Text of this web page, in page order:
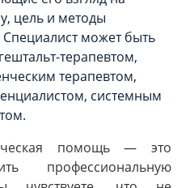
цель и методы
Специалист может быть
терапевтом,
терапевтом,
системным
помощь — это
профессиональную